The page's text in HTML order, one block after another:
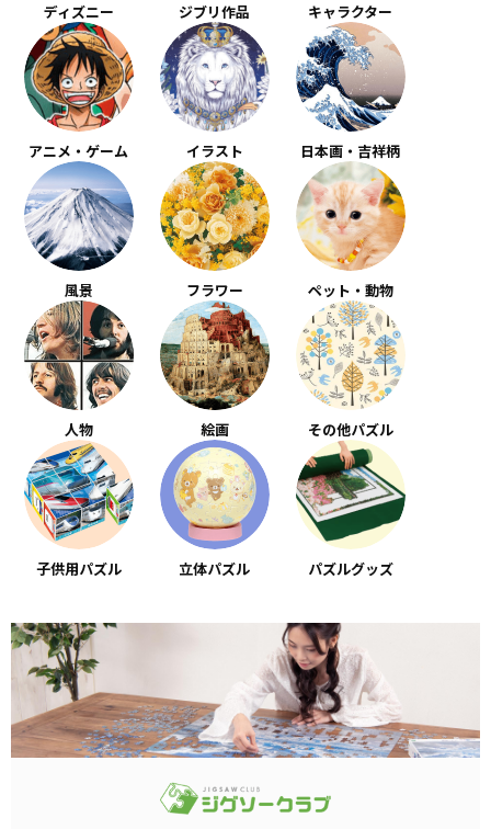
ディズニー ジブリ作品 キャラクター
アニメ・ゲーム イラスト 日本画・吉祥柄
風景 フラワー ペット・動物
人物 絵画 その他パズル
子供用パズル 立体パズル パズルグッズ